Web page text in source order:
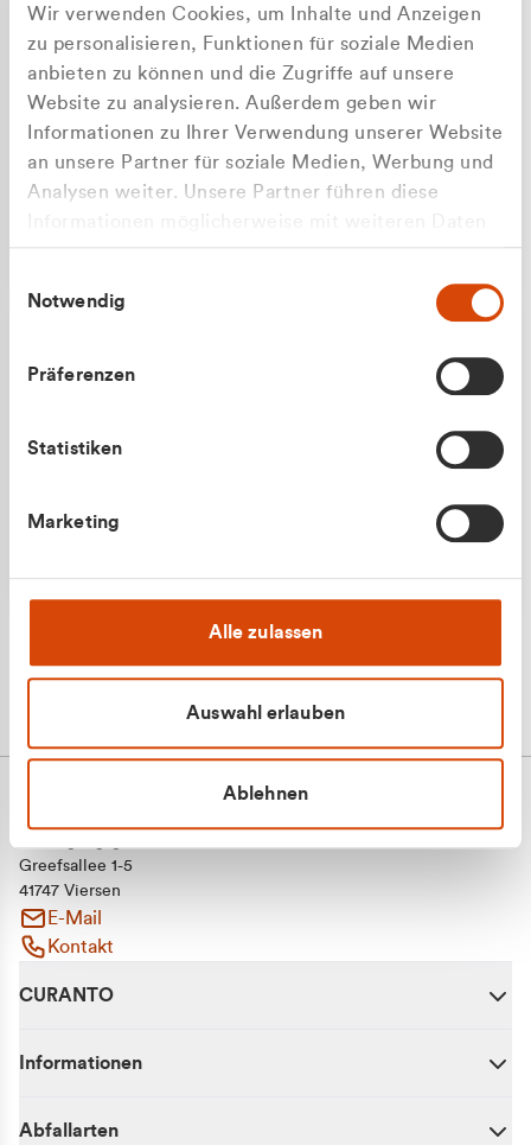
Wir verwenden Cookies, um Inhalte und Anzeigen
zu personalisieren, Funktionen für soziale Medien
anbieten zu können und die Zugriffe auf unsere
Website zu analysieren. Außerdem geben wir
Informationen zu Ihrer Verwendung unserer Website
an unsere Partner für soziale Medien, Werbung und
Analysen weiter. Unsere Partner führen diese
gesammelt haben.
Notwendig
Präferenzen
Statistiken
Marketing
Alle zulassen
Auswahl erlauben
Ablehnen
Apilash Balanesan
Greefsallee 1-5
41747 Viersen
E-Mail
Kontakt
CURANTO
Informationen
Abfallarten